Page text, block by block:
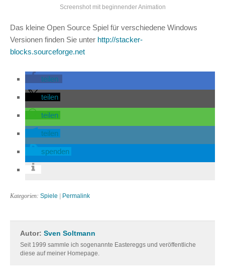
Screenshot mit beginnender Animation
Das kleine Open Source Spiel für verschiedene Windows
Versionen finden Sie unter http://stacker-
blocks.sourceforge.net
teilen
teilen
teilen
teilen
spenden
Kategorien: Spiele Permalink
Autor: Sven Soltmann
Seit 1999 sammle ich sogenannte Eastereggs und veröffentliche
diese auf meiner Homepage.